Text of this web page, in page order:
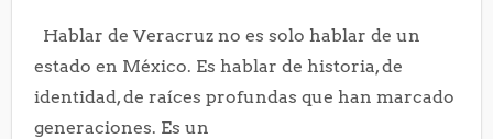
Hablar de Veracruz no es solo hablar de un
estado en México. Es hablar de historia, de
identidad, de raíces profundas que han marcado
generaciones. Es un